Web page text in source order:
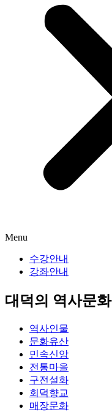
Menu
수강안내
강좌안내
대덕의 역사문화
역사인물
문화유산
민속신앙
전통마을
구전설화
회덕향교
매장문화